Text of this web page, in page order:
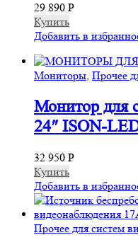
29 890 Р
Купить
Добавить в
Мониторы, Прочее
Монитор для
24″ ISON-
32 950 Р
Купить
Добавить в
Прочее для систем